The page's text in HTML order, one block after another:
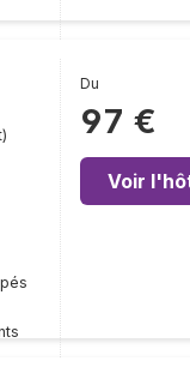
Du
97 €
Voir